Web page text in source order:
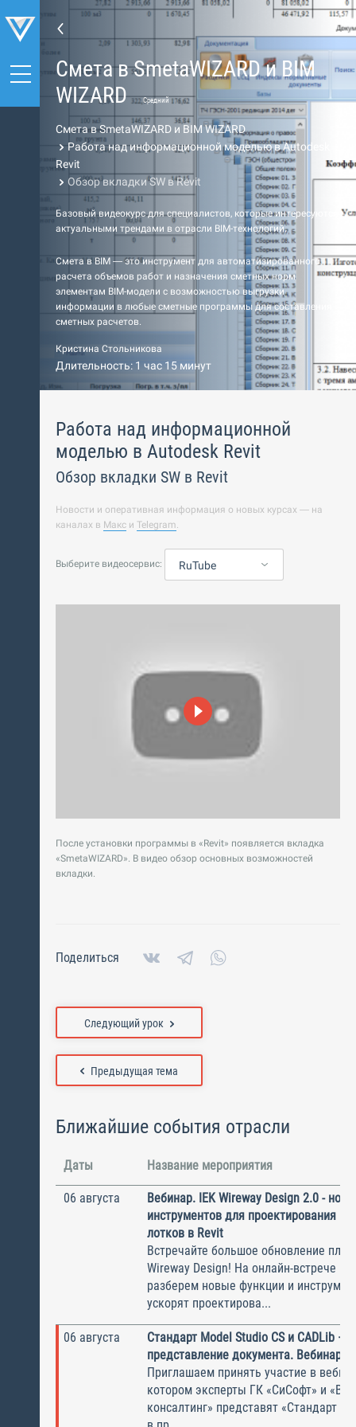
Cмета в SmetaWIZARD и BIM
WIZARD
Средний
Cмета в SmetaWIZARD и BIM WIZARD
Работа над информационной моделью в Autodesk
Revit
Обзор вкладки SW в Revit
Базовый видеокурс для специалистов, которые интересуются
актуальными трендами в отрасли BIM-технологий.
Cмета в BIM — это инструмент для автоматизированного
расчета объемов работ и назначения сметных норм
элементам BIM-модели с возможностью выгрузки
информации в любые сметные программы для составления
сметных расчетов.
Кристина Стольникова
Длительность: 1 час 15 минут
Работа над информационной
моделью в Autodesk Revit
Обзор вкладки SW в Revit
Новости и оперативная информация о новых курсах — на
каналах в Макс и Telegram.
Выберите видеосервис: RuTube
После установки программы в «Revit» появляется вкладка
«SmetaWIZARD». В видео обзор основных возможностей
вкладки.
Поделиться
Предыдущая тема
Следующий урок
Ближайшие события отрасли
Даты Название мероприятия
06 августа
Вебинар. IEK Wireway Design 2.0 -
инструментов для проектирования
лотков в Revit
Встречайте большое обновление
Wireway Design! На онлайн-встрече
разберем новые функции и
ускорят проектирова...
06 августа
Стандарт Model Studio CS и CADLib —
представление документа. Вебинар
Приглашаем принять участие в
котором эксперты ГК «СиСофт» и
консалтинг» представят «Стандарт